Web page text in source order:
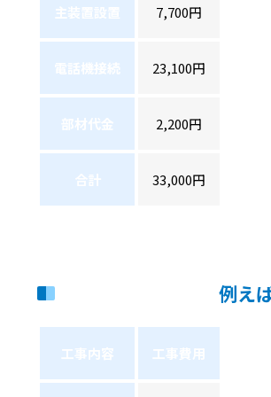
主装置設置 7,700円
電話機接続 23,100円
部材代金 2,200円
合計 33,000円
例え
工事内容 工事費用